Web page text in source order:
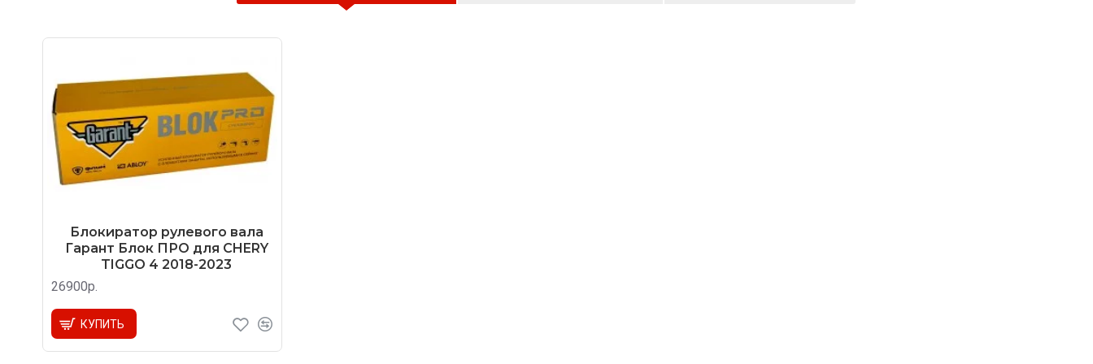
Блокиратор рулевого вала
Гарант Блок ПРО для CHERY
TIGGO 4 2018-2023
26900р.
КУПИТЬ